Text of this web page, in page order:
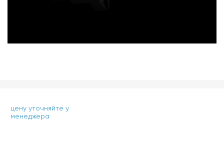
цену уточняйте у
менеджера